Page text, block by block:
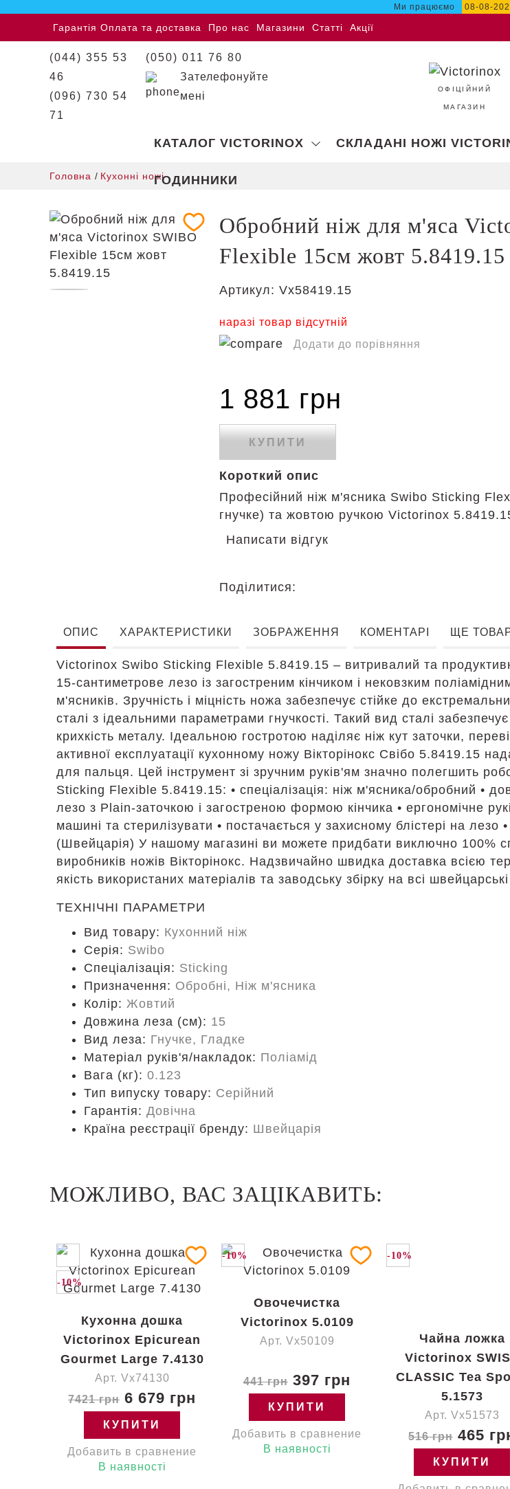
Ми працюємо 08-08-
Гарантія Оплата та доставка Про нас Магазини Статті Акції
(044) 355 53
46
(096) 730 54
71
(050) 011 76 80
Зателефонуйте
мені
ОФІЦІЙНИЙ
МАГАЗИН
КАТАЛОГ VICTORINOX СКЛАДАНІ НОЖІ
ГОДИННИКИ
Головна / Кухонні ножі
Обробний ніж для м'яса
Flexible 15см жовт 5.8419.15
Артикул: Vx58419.15
наразі товар відсутній
Додати до порівняння
1 881 грн
КУПИТИ
Короткий опис
Професійний ніж м'ясника Swibo Sticking
гнучке) та жовтою ручкою Victorinox
Написати відгук
Поділитися:
ОПИС ХАРАКТЕРИСТИКИ ЗОБРАЖЕННЯ КОМЕНТАРІ ЩЕ
Victorinox Swibo Sticking Flexible 5.8419.15 – витривалий та
15-сантиметрове лезо із загостреним кінчиком і нековзким
м'ясників. Зручність і міцність ножа забезпечує стійке до
сталі з ідеальними параметрами гнучкості. Такий вид сталі
крихкість металу. Ідеальною гостротою наділяє ніж кут заточки,
активної експлуатації кухонному ножу Вікторінокс Свібо 5.8419.15
для пальця. Цей інструмент зі зручним руків'ям значно полегшить
Sticking Flexible 5.8419.15: • спеціалізація: ніж м'ясника/обробний •
лезо з Plain-заточкою і загостреною формою кінчика • ергономічне
машині та стерилізувати • постачається у захисному блістері на
(Швейцарія) У нашому магазині ви можете придбати виключно 100%
виробників ножів Вікторінокс. Надзвичайно швидка доставка всією
якість використаних матеріалів та заводську збірку на всі
ТЕХНІЧНІ ПАРАМЕТРИ
Вид товару: Кухонний ніж
Серія: Swibo
Спеціалізація: Sticking
Призначення: Обробні, Ніж м'ясника
Колір: Жовтий
Довжина леза (см): 15
Вид леза: Гнучке, Гладке
Матеріал руків'я/накладок: Поліамід
Вага (кг): 0.123
Тип випуску товару: Серійний
Гарантія: Довічна
Країна реєстрації бренду: Швейцарія
МОЖЛИВО, ВАС ЗАЦІКАВИТЬ:
-10%
Кухонна дошка
Victorinox Epicurean
Gourmet Large 7.4130
Арт. Vx74130
7421 грн 6 679 грн
КУПИТИ
Добавить в сравнение
В наявності
-10%
Овочечистка
Victorinox 5.0109
Арт. Vx50109
441 грн 397 грн
КУПИТИ
Добавить в сравнение
В наявності
-10%
Чайна ложка
Victorinox
CLASSIC Tea
5.1573
Арт. Vx51573
516 грн 465
КУПИТИ